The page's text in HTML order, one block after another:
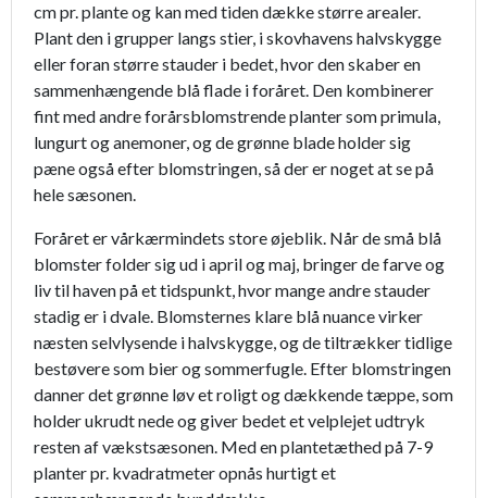
cm pr. plante og kan med tiden dække større arealer.
Plant den i grupper langs stier, i skovhavens halvskygge
eller foran større stauder i bedet, hvor den skaber en
sammenhængende blå flade i foråret. Den kombinerer
fint med andre forårsblomstrende planter som primula,
lungurt og anemoner, og de grønne blade holder sig
pæne også efter blomstringen, så der er noget at se på
hele sæsonen.
Foråret er vårkærmindets store øjeblik. Når de små blå
blomster folder sig ud i april og maj, bringer de farve og
liv til haven på et tidspunkt, hvor mange andre stauder
stadig er i dvale. Blomsternes klare blå nuance virker
næsten selvlysende i halvskygge, og de tiltrækker tidlige
bestøvere som bier og sommerfugle. Efter blomstringen
danner det grønne løv et roligt og dækkende tæppe, som
holder ukrudt nede og giver bedet et velplejet udtryk
resten af vækstsæsonen. Med en plantetæthed på 7-9
planter pr. kvadratmeter opnås hurtigt et